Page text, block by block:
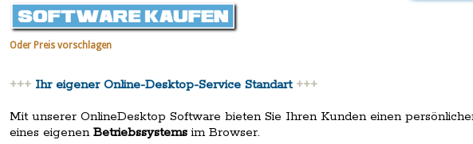
Oder Preis vorschlagen
+++ Ihr eigener Online-Desktop-Service Standart +++
Mit unserer OnlineDesktop Software bieten Sie Ihren Kunden einen
eines eigenen Betriebssystems im Browser.